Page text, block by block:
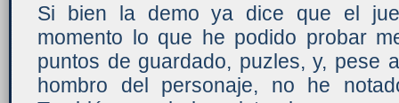
Si bien la demo ya dice que el
momento lo que he podido probar
puntos de guardado, puzles, y, pese
hombro del personaje, no he